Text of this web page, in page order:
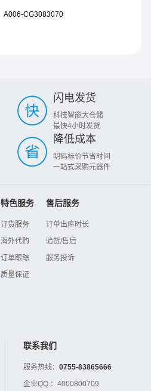
A006-CG3083070
闪电发货
科技智能大仓储
最快4小时发货
降低成本
明码标价节省时间
一站式采购元器件
特色服务
订货服务
海外代购
订单跟踪
质量保证
售后服务
订单出库时长
验货/售后
服务投诉
联系我们
服务热线： 0755-83865666
企业QQ ： 4000800709